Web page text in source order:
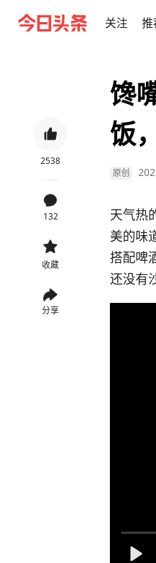
关注 推
2538
132
收藏
分享
馋
饭
原创
天气热
美的味
搭配啤
还没有